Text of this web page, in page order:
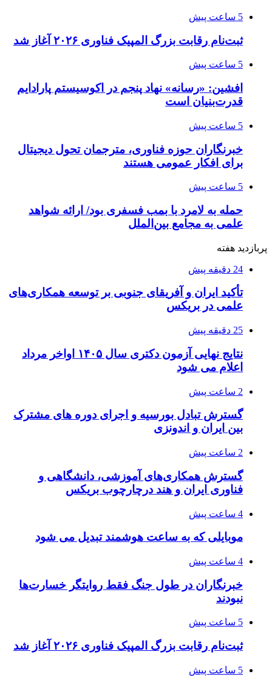
5 ساعت پیش
ثبت‌نام رقابت بزرگ المپیک فناوری ۲۰۲۶ آغاز شد
5 ساعت پیش
افشین: «رسانه» نهاد پنجم در اکوسیستم پارادایم
قدرت‌بنیان است
5 ساعت پیش
خبرنگاران حوزه فناوری، مترجمان تحول دیجیتال
برای افکار عمومی هستند
5 ساعت پیش
حمله به لامرد با بمب فسفری بود/ ارائه شواهد
علمی به مجامع بین‌الملل
پربازدید هفته
24 دقیقه پیش
تأکید ایران و آفریقای جنوبی بر توسعه همکاری‌های
علمی در بریکس
25 دقیقه پیش
نتایج نهایی آزمون دکتری سال ۱۴۰۵ اواخر مرداد
اعلام می شود
2 ساعت پیش
گسترش تبادل بورسیه و اجرای دوره های مشترک
بین ایران و اندونزی
2 ساعت پیش
گسترش همکاری‌های آموزشی، دانشگاهی و
فناوری ایران و هند درچارچوب بریکس
4 ساعت پیش
موبایلی که به ساعت هوشمند تبدیل می شود
4 ساعت پیش
خبرنگاران در طول جنگ فقط روایتگر خسارت‌ها
نبودند
5 ساعت پیش
ثبت‌نام رقابت بزرگ المپیک فناوری ۲۰۲۶ آغاز شد
5 ساعت پیش